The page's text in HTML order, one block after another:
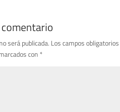
será publicada. Los campos obligatorios
con *